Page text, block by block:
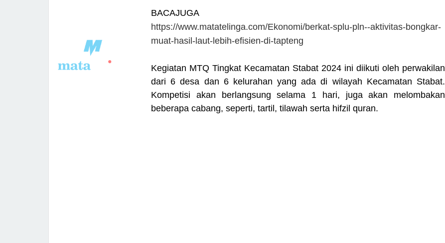
BACAJUGA
https://www.matatelinga.com/Ekonomi/berkat-splu-pln--aktivitas-bongkar-
muat-hasil-laut-lebih-efisien-di-tapteng
Kegiatan MTQ Tingkat Kecamatan Stabat 2024 ini diikuti oleh perwakilan
dari 6 desa dan 6 kelurahan yang ada di wilayah Kecamatan Stabat.
Kompetisi akan berlangsung selama 1 hari, juga akan melombakan
beberapa cabang, seperti, tartil, tilawah serta hifzil quran.